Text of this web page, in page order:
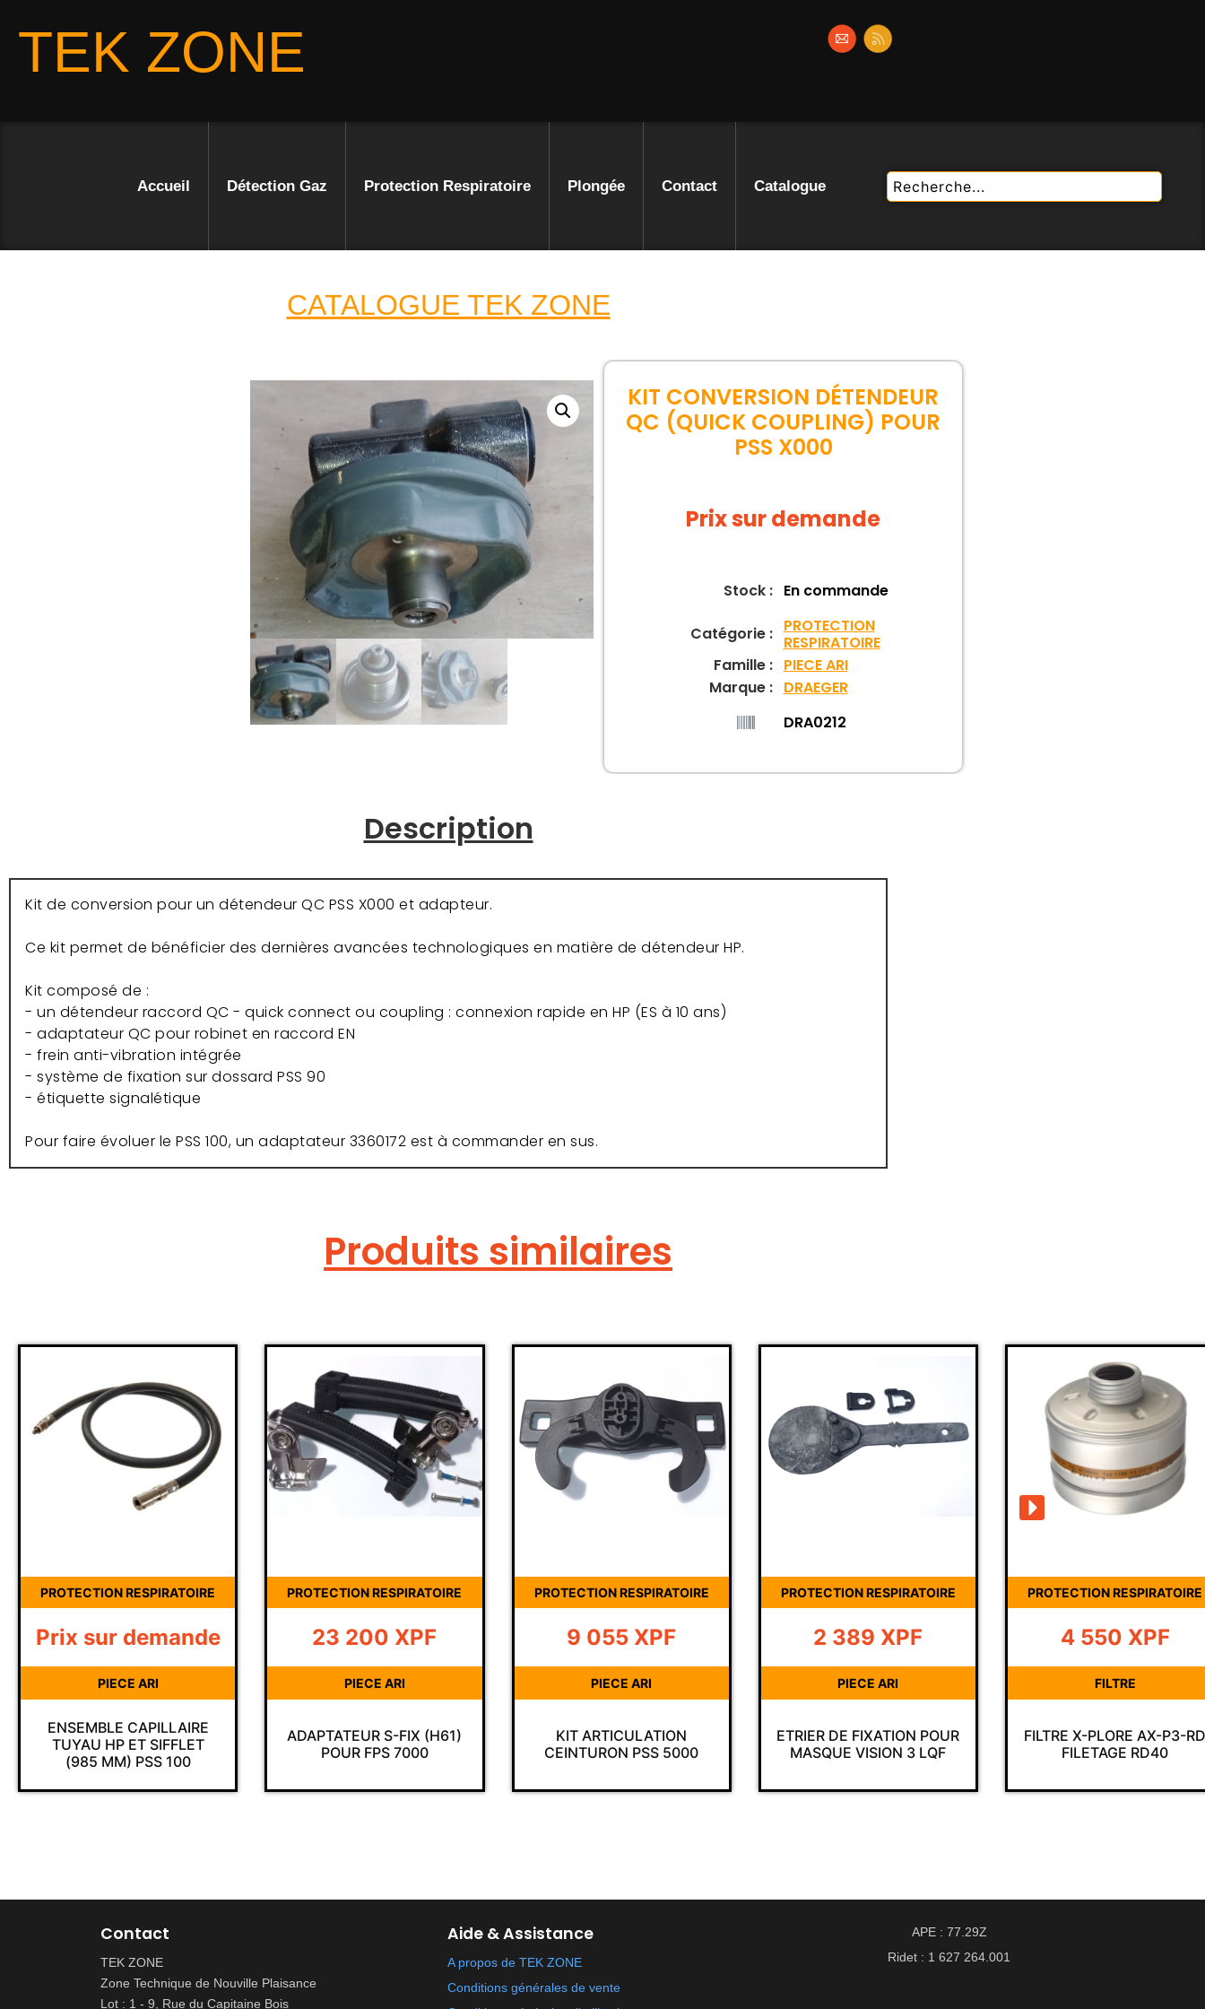
TEK ZONE
Accueil Détection Gaz Protection Respiratoire Plongée Contact Catalogue
CATALOGUE TEK ZONE
KIT CONVERSION DÉTENDEUR
QC (QUICK COUPLING) POUR
PSS X000
Prix sur demande
Stock : En commande
Catégorie :PROTECTION
RESPIRATOIRE
Famille : PIECE ARI
Marque : DRAEGER
DRA0212
Description
Kit de conversion pour un détendeur QC PSS X000 et adapteur.
Ce kit permet de bénéficier des dernières avancées technologiques en matière de détendeur HP.
Kit composé de :
- un détendeur raccord QC - quick connect ou coupling : connexion rapide en HP (ES à 10 ans)
- adaptateur QC pour robinet en raccord EN
- frein anti-vibration intégrée
- système de fixation sur dossard PSS 90
- étiquette signalétique
Pour faire évoluer le PSS 100, un adaptateur 3360172 est à commander en sus.
Produits similaires
PROTECTION RESPIRATOIRE
ADAPTATEUR S-FIX (H61)
POUR FPS 7000
23 200XPF
PIECE ARI
PROTECTION RESPIRATOIRE
KIT ARTICULATION
CEINTURON PSS 5000
9 055XPF
PIECE ARI
PROTECTION RESPIRATOIRE
ETRIER DE FIXATION POUR
MASQUE VISION 3 LQF
2 389 XPF
PIECE ARI
PROTECTION RESPIRATOIRE
FILTRE X-PLORE AX-P3-RD
FILETAGE RD40
4 550 XPF
FILTRE
PROTECTION RESPIRATOIRE
AUX GAZ DRAEGER CPS
7900 BLEUE (SANS
Prix sur
COMBINAISON PROTECTION
Contact
TEK ZONE
Zone Technique de Nouville Plaisance
Lot : 1 - 9, Rue du Capitaine Bois
Aide & Assistance
A propos de TEK ZONE
Conditions générales de vente
APE : 77.29Z
Ridet : 1 627 264.001